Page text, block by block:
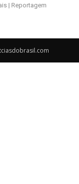
| Reportagem